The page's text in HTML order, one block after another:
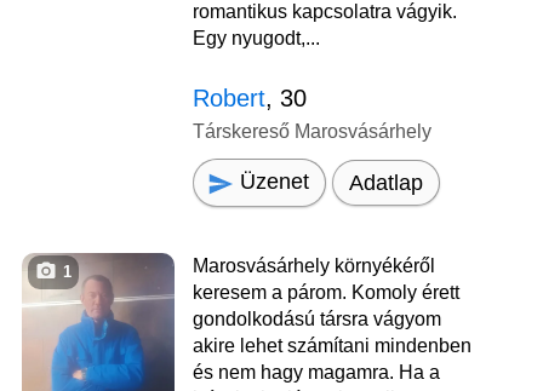
romantikus kapcsolatra vágyik.
Egy nyugodt,...
Robert, 30
Társkereső Marosvásárhely
Üzenet Adatlap
1
Marosvásárhely környékéről
keresem a párom. Komoly érett
gondolkodású társra vágyom
akire lehet számítani mindenben
és nem hagy magamra. Ha a